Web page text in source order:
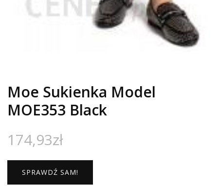
Moe Sukienka Model
MOE353 Black
174,93zł
SPRAWDŹ SAM!